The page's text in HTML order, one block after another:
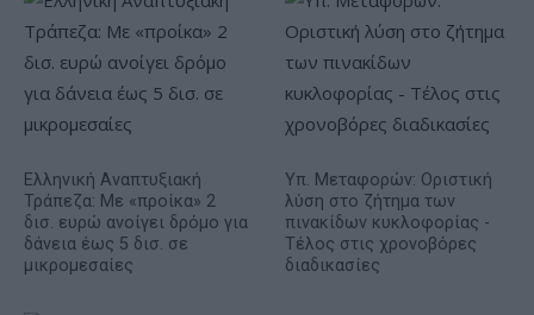
Ελληνική Αναπτυξιακή
Τράπεζα: Με «προίκα» 2
δισ. ευρώ ανοίγει δρόμο για
δάνεια έως 5 δισ. σε
μικρομεσαίες
Υπ. Μεταφορών: Οριστική
λύση στο ζήτημα των
πινακίδων κυκλοφορίας -
Τέλος στις χρονοβόρες
διαδικασίες